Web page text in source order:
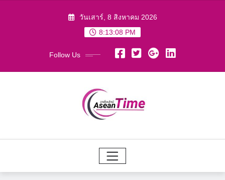
วันเสาร์, 8 สิงหาคม 2026
8:13:09 PM
Follow Us